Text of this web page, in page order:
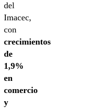
del
Imacec,
con
crecimientos
de
1,9%
en
comercio
y